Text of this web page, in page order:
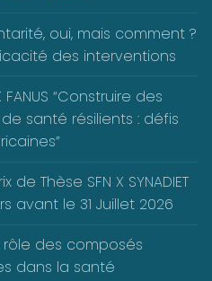
oui, mais comment ?
des interventions
FANUS “Construire des
santé résilients : défis
Thèse SFN X SYNADIET
avant le 31 Juillet 2026
des composés
dans la santé